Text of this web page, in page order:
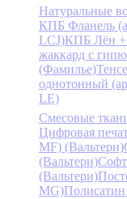
Натуральные
КПБ Фланель
LCJ)КПБ Лён +
жаккард с
(Фамилье)
однотонный
LE)
Смесовые
Цифровая
MF) (Вальтери)
(Вальтери)
(Вальтери)
MG)Полисатин